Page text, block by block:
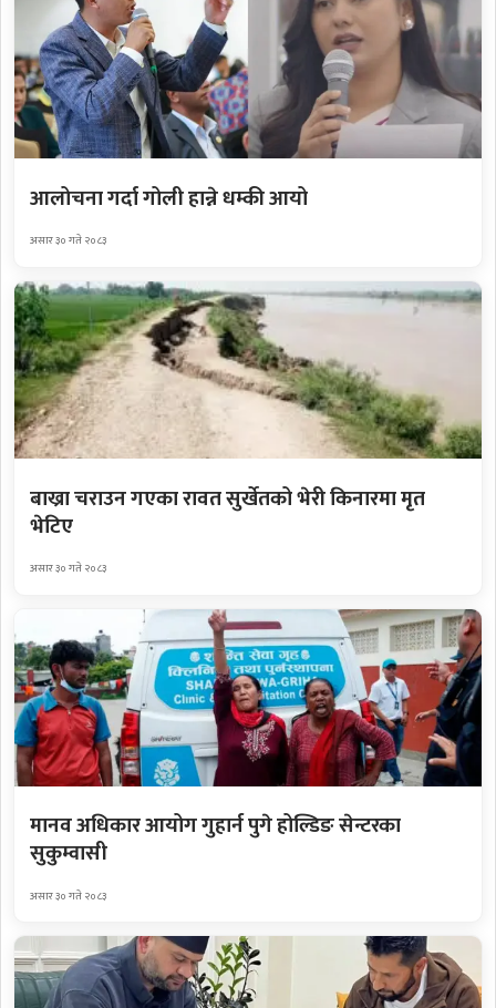
आलोचना गर्दा गोली हान्ने धम्की आयो
असार ३० गते २०८३
बाख्रा चराउन गएका रावत सुर्खेतको भेरी किनारमा मृत
भेटिए
असार ३० गते २०८३
मानव अधिकार आयोग गुहार्न पुगे होल्डिङ सेन्टरका
सुकुम्वासी
असार ३० गते २०८३